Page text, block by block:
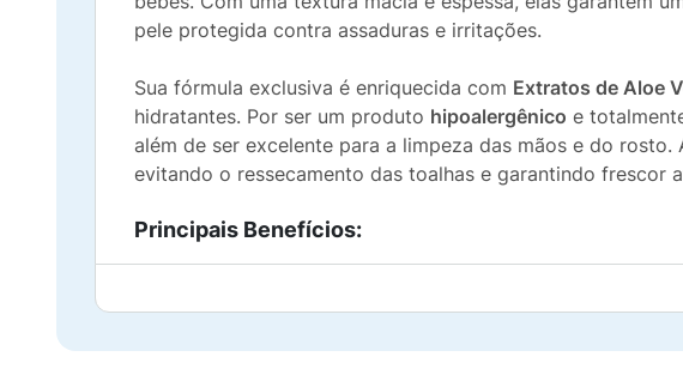
pele protegida contra assaduras e irritações.
Sua fórmula exclusiva é enriquecida com Extratos de Aloe
hidratantes. Por ser um produto hipoalergênico e
além de ser excelente para a limpeza das mãos e do
evitando o ressecamento das toalhas e garantindo frescor
Principais Benefícios: